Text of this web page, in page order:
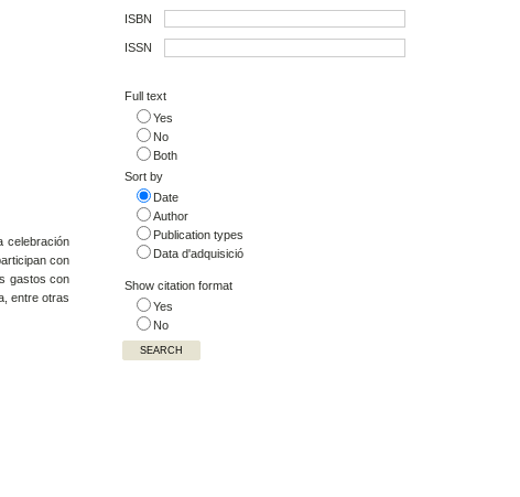
celebración
con
gastos con
entre otras
ISBN
ISSN
Full text
Yes
No
Both
Sort by
Date
Author
Publication types
Data d'adquisició
Show citation format
Yes
No